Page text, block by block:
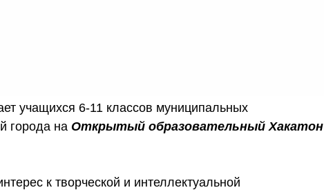
учащихся 6-11 классов муниципальных
города на Открытый образовательный Хакатон
к творческой и интеллектуальной